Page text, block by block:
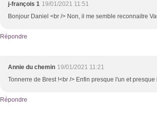
j-françois 1 19/01/2021 11:51
Bonjour Daniel <br /> Non, il me semble reconnaitre
Répondre
Annie du chemin 19/01/2021 11:21
Tonnerre de Brest !<br /> Enfin presque l'un et presque
Répondre